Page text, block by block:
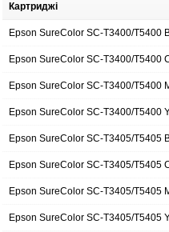
Картриджі
Epson SureColor SC-T3400/T5400
Epson SureColor SC-T3400/T5400
Epson SureColor SC-T3400/T5400
Epson SureColor SC-T3400/T5400
Epson SureColor SC-T3405/T5405
Epson SureColor SC-T3405/T5405
Epson SureColor SC-T3405/T5405
Epson SureColor SC-T3405/T5405